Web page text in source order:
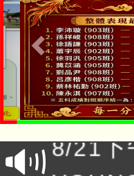
「本色
場熱烈
8/21下